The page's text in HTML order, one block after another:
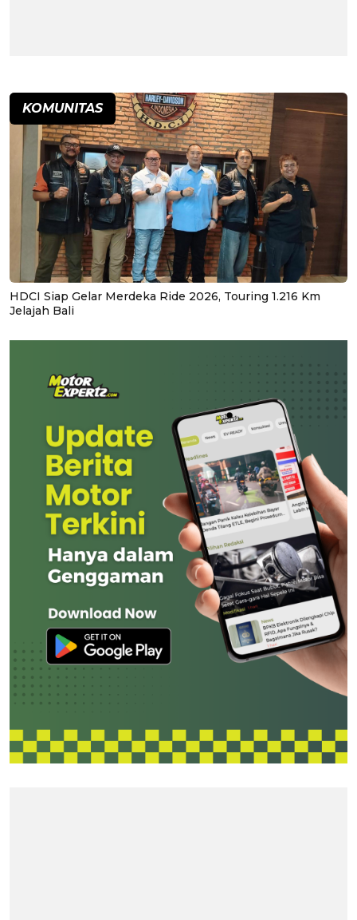
KOMUNITAS
HDCI Siap Gelar Merdeka Ride 2026, Touring 1.216 Km
Jelajah Bali